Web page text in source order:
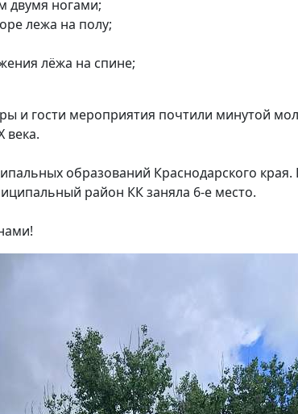
двумя ногами;
лежа на полу;
лёжа на спине;
и гости мероприятия почтили минутой
века.
образований Краснодарского
район КК заняла 6-е место.